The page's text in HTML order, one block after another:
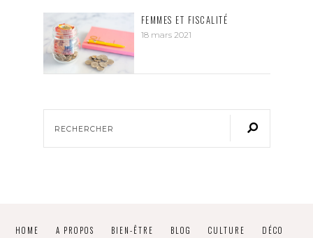
FEMMES ET FISCALITÉ
18 mars 2021
HOME A PROPOS BIEN-ÊTRE BLOG CULTURE
DÉCO